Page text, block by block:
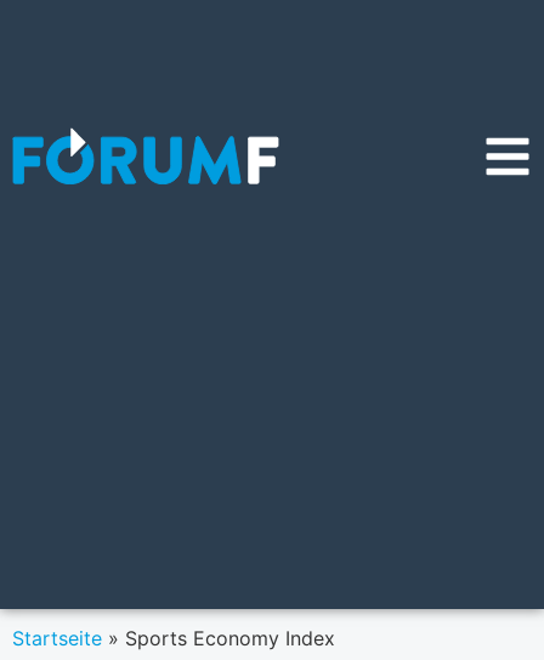
Startseite » Sports Economy Index